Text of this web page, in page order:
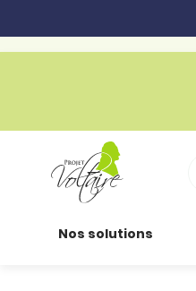
Nos solutions